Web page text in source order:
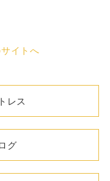
イトへ
レス
グ